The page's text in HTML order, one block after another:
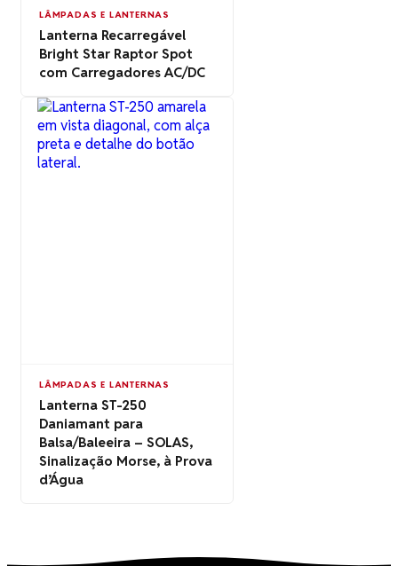
LÂMPADAS E LANTERNAS
Lanterna Recarregável
Bright Star Raptor Spot
com Carregadores AC/DC
LÂMPADAS E LANTERNAS
Lanterna ST-250
Daniamant para
Balsa/Baleeira – SOLAS,
Sinalização Morse, à Prova
d’Água